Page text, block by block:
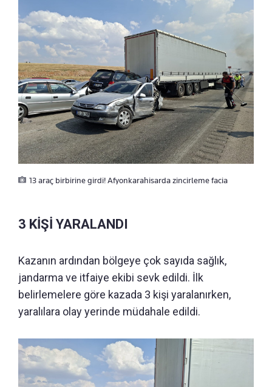
13 araç birbirine girdi! Afyonkarahisarda zincirleme facia
3 KİŞİ YARALANDI
Kazanın ardından bölgeye çok sayıda sağlık,
jandarma ve itfaiye ekibi sevk edildi. İlk
belirlemelere göre kazada 3 kişi yaralanırken,
yaralılara olay yerinde müdahale edildi.